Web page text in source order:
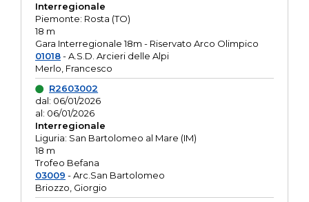
Interregionale
Piemonte: Rosta (TO)
18 m
Gara Interregionale 18m - Riservato Arco Olimpico
01018- A.S.D. Arcieri delle Alpi
Merlo, Francesco
R2603002
dal: 06/01/2026
al: 06/01/2026
Interregionale
Liguria: San Bartolomeo al Mare (IM)
18 m
Trofeo Befana
03009 - Arc.San Bartolomeo
Briozzo, Giorgio